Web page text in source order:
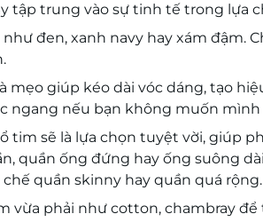
tập trung vào sự tinh tế trong lựa
đen, xanh navy hay xám đậm.
mẹo giúp kéo dài vóc dáng, tạo
ngang nếu bạn không muốn mình
tim sẽ là lựa chọn tuyệt vời, giúp
quần ống đứng hay ống suông dài
chế quần skinny hay quần quá rộng.
vừa phải như cotton, chambray